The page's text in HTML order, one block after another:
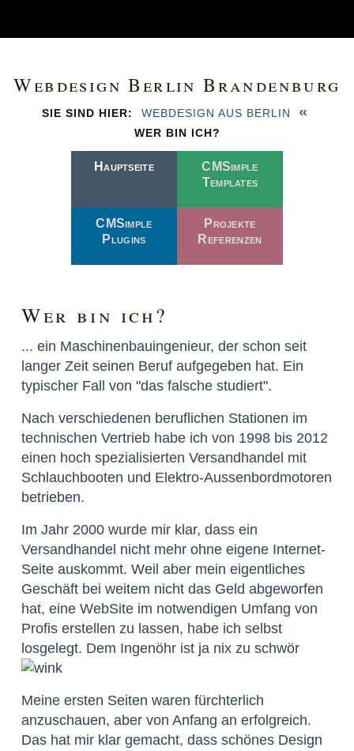
Webdesign Berlin Brandenburg
SIE SIND HIER: WEBDESIGN AUS BERLIN «
WER BIN ICH?
Hauptseite
CMSimple
Templates
CMSimple
Plugins
Projekte
Referenzen
Wer bin ich?
... ein Maschinenbauingenieur, der schon seit
langer Zeit seinen Beruf aufgegeben hat. Ein
typischer Fall von "das falsche studiert".
Nach verschiedenen beruflichen Stationen im
technischen Vertrieb habe ich von 1998 bis 2012
einen hoch spezialisierten Versandhandel mit
Schlauchbooten und Elektro-Aussenbordmotoren
betrieben.
Im Jahr 2000 wurde mir klar, dass ein
Versandhandel nicht mehr ohne eigene Internet-
Seite auskommt. Weil aber mein eigentliches
Geschäft bei weitem nicht das Geld abgeworfen
hat, eine WebSite im notwendigen Umfang von
Profis erstellen zu lassen, habe ich selbst
losgelegt. Dem Ingenöhr ist ja nix zu schwör
Meine ersten Seiten waren fürchterlich
anzuschauen, aber von Anfang an erfolgreich.
Das hat mir klar gemacht, dass schönes Design